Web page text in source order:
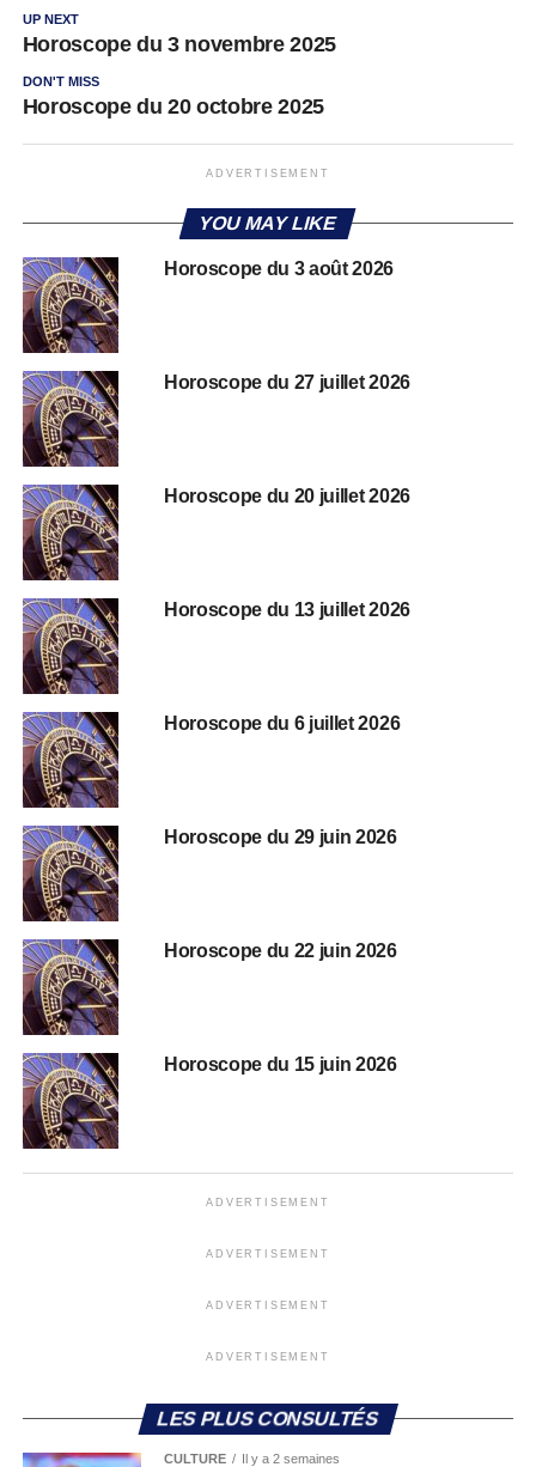
UP NEXT
Horoscope du 3 novembre 2025
DON'T MISS
Horoscope du 20 octobre 2025
ADVERTISEMENT
YOU MAY LIKE
Horoscope du 3 août 2026
Horoscope du 27 juillet 2026
Horoscope du 20 juillet 2026
Horoscope du 13 juillet 2026
Horoscope du 6 juillet 2026
Horoscope du 29 juin 2026
Horoscope du 22 juin 2026
Horoscope du 15 juin 2026
ADVERTISEMENT
ADVERTISEMENT
ADVERTISEMENT
ADVERTISEMENT
LES PLUS CONSULTÉS
CULTURE Il y a 2 semaines